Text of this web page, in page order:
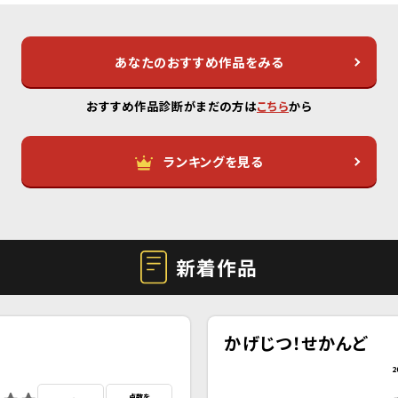
あなたのおすすめ作品をみる
おすすめ作品診断がまだの方はこちらから
ランキングを見る
新着作品
かげじつ！せかんど